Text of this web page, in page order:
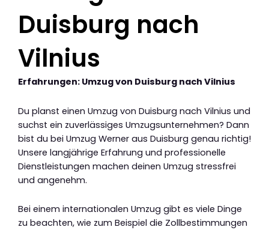
Duisburg nach
Vilnius
Erfahrungen: Umzug von Duisburg nach Vilnius
Du planst einen Umzug von Duisburg nach Vilnius und
suchst ein zuverlässiges Umzugsunternehmen? Dann
bist du bei Umzug Werner aus Duisburg genau richtig!
Unsere langjährige Erfahrung und professionelle
Dienstleistungen machen deinen Umzug stressfrei
und angenehm.
Bei einem internationalen Umzug gibt es viele Dinge
zu beachten, wie zum Beispiel die Zollbestimmungen